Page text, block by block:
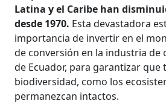
Latina y el Caribe han
desde 1970. Esta devastadora
importancia de invertir en el
de conversión en la industria de
de Ecuador, para garantizar que
biodiversidad, como los
permanezcan intactos.